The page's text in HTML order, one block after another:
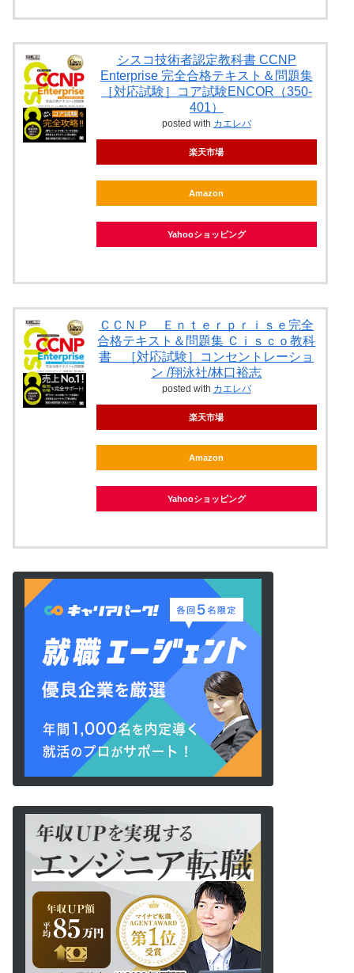
シスコ技術者認定教科書 CCNP
Enterprise 完全合格テキスト＆問題集
［対応試験］コア試験ENCOR（350-
401）
posted with カエレバ
楽天市場
Amazon
Yahooショッピング
ＣＣＮＰ Ｅｎｔｅｒｐｒｉｓｅ完全
合格テキスト＆問題集 Ｃｉｓｃｏ教科
書 ［対応試験］コンセントレーショ
ン /翔泳社/林口裕志
posted with カエレバ
楽天市場
Amazon
Yahooショッピング